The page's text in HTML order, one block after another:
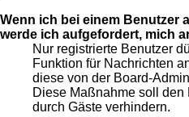
Wenn ich bei einem Benutzer
werde ich aufgefordert, mich
Nur registrierte Benutzer
Funktion für Nachrichten
diese von der Board-
Diese Maßnahme soll
durch Gäste verhindern.